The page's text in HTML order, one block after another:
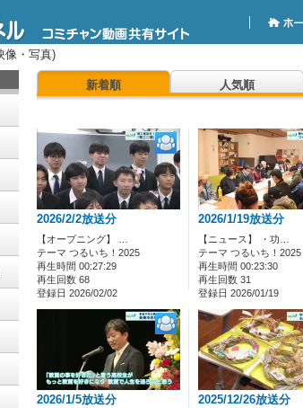
像・写真)
新着順 人気順
2026/2/2放送分
【オープニング】 …
テーマ つるいち！2025
再生時間 00:27:29
再生回数 68
登録日 2026/02/02
2026/1/19放送分
【ニュース】 ・功…
テーマ つるいち！2025
再生時間 00:23:30
再生回数 31
登録日 2026/01/19
2026/1/5放送分 2025/12/26放送分